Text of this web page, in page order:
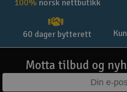
100% norsk nettbutikk
60 dager bytterett
Motta tilbud og